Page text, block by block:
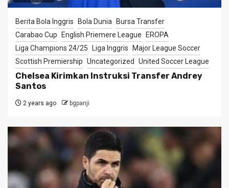
Berita Bola Inggris Bola Dunia
Bursa Transfer
Carabao Cup
English Priemere League
EROPA
Liga Champions 24/25
Liga Inggris
Major League Soccer
Scottish Premiership Uncategorized United Soccer League
Chelsea Kirimkan Instruksi Transfer Andrey
Santos
2 years ago bgpanji